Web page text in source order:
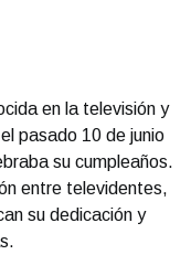
en la televisión y
pasado 10 de junio
su cumpleaños.
entre televidentes,
su dedicación y